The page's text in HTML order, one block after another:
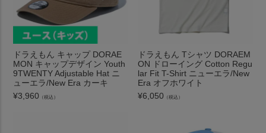
ドラえもん キャップ DORAE
MON キャップデザイン Youth
9TWENTY Adjustable Hat ニ
ューエラ/New Era カーキ
¥3,960 （税込）
ドラえもん Tシャツ DORAEM
ON ドローイング Cotton Regu
lar Fit T-Shirt ニューエラ/New
Era オフホワイト
¥6,050 （税込）